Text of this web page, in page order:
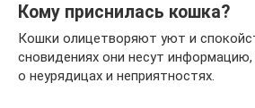
Кому приснилась кошка?
Кошки олицетворяют уют и
сновидениях они несут
о неурядицах и неприятностях.